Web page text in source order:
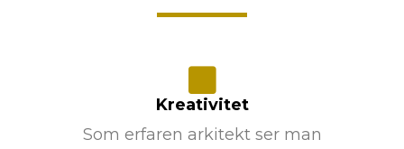
Kreativitet
Som erfaren arkitekt ser man